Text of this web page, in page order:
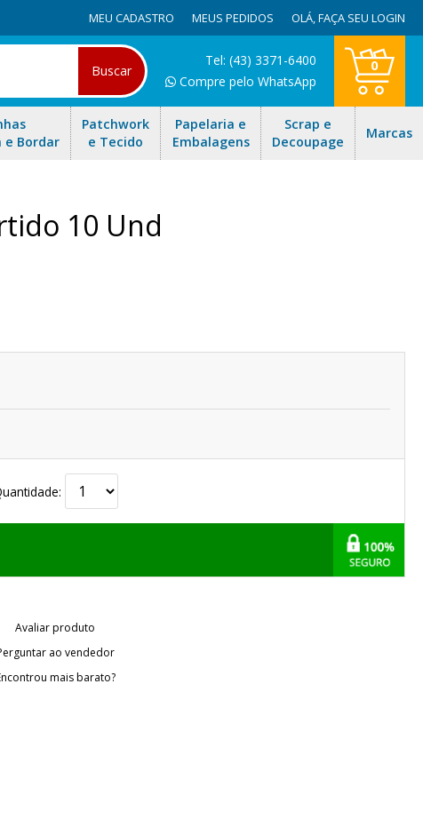
MEU CADASTRO MEUS PEDIDOS OLÁ,FAÇA SEU LOGIN
Buscar
Tel: (43) 3371-6400
Compre pelo WhatsApp
0
e Bordar
Patchwork
e Tecido
Papelaria e
Embalagens
Scrap e
Decoupage
Marcas
10 Und
Avaliar produto
ao vendedor
mais barato?